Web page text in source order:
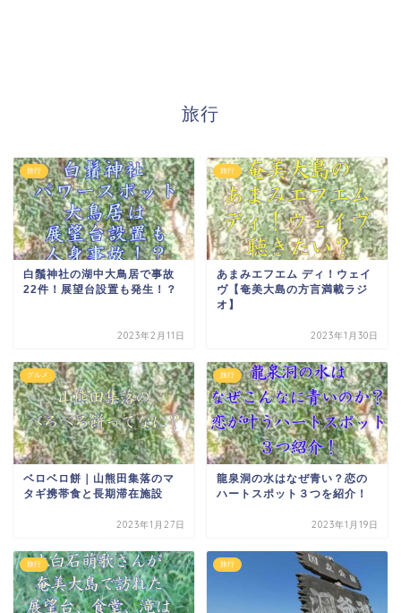
旅行
旅行
白鬚神社の湖中大鳥居で事故
22件！展望台設置も発生！？
2023年2月11日
旅行
あまみエフエム ディ！ウェイ
ヴ【奄美大島の方言満載ラジ
オ】
2023年1月30日
グルメ
ベロベロ餅｜山熊田集落のマ
タギ携帯食と長期滞在施設
2023年1月27日
旅行
龍泉洞の水はなぜ青い？恋の
ハートスポット３つを紹介！
2023年1月19日
旅行 旅行